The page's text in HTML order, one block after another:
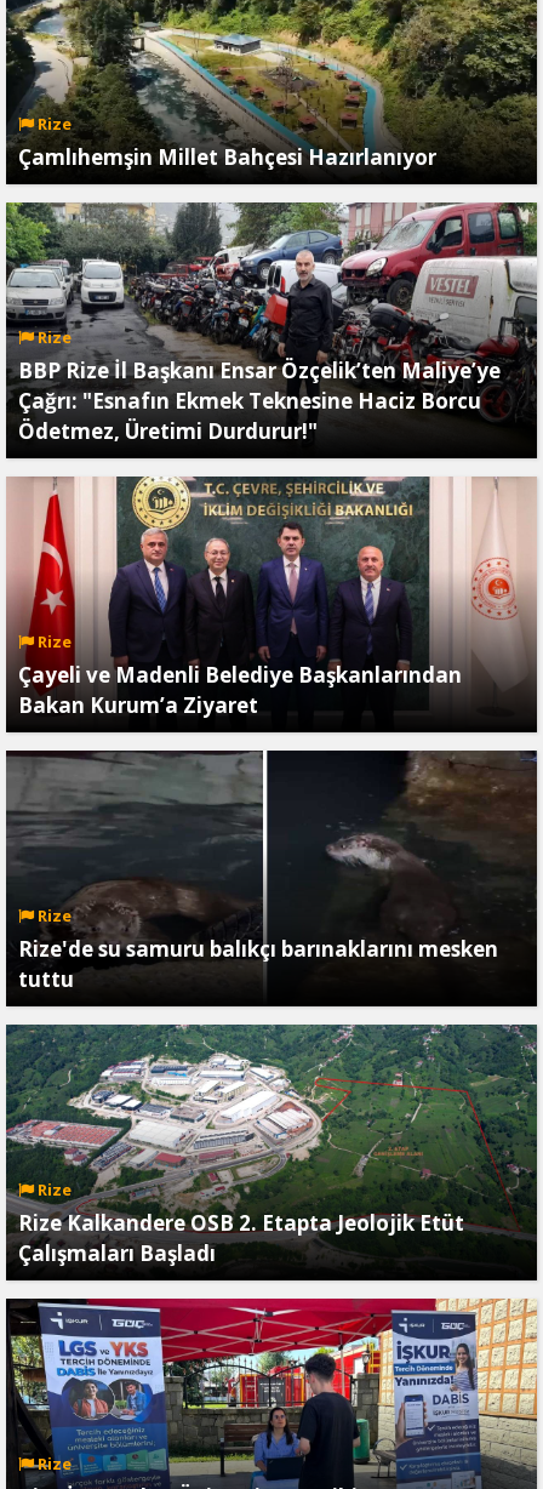
Rize
Çamlıhemşin Millet Bahçesi Hazırlanıyor
Rize
BBP Rize İl Başkanı Ensar Özçelik’ten Maliye’ye
Çağrı: "Esnafın Ekmek Teknesine Haciz Borcu
Ödetmez, Üretimi Durdurur!"
Rize
Çayeli ve Madenli Belediye Başkanlarından
Bakan Kurum’a Ziyaret
Rize
Rize'de su samuru balıkçı barınaklarını mesken
tuttu
Rize
Rize Kalkandere OSB 2. Etapta Jeolojik Etüt
Çalışmaları Başladı
Rize